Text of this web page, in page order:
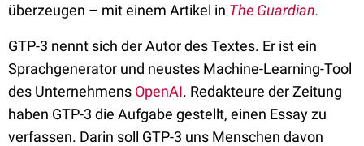
überzeugen – mit einem Artikel in The Guardian.
GTP-3 nennt sich der Autor des Textes. Er ist ein
Sprachgenerator und neustes Machine-Learning-Tool
des Unternehmens OpenAI. Redakteure der Zeitung
haben GTP-3 die Aufgabe gestellt, einen Essay zu
verfassen. Darin soll GTP-3 uns Menschen davon